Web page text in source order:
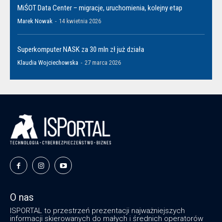
MiŚOT Data Center – migracje, uruchomienia, kolejny etap
Marek Nowak - 14 kwietnia 2026
Superkomputer NASK za 30 mln zł już działa
Klaudia Wojciechowska - 27 marca 2026
O nas
ISPORTAL to przestrzeń prezentacji najważniejszych
informacji skierowanych do małych i średnich operatorów